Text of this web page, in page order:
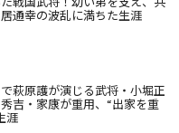
通幸の波乱に満ちた生涯
で萩原護が演じる武将・小堀正
吉・家康が重用、“出家を重
涯